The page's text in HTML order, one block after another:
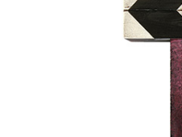
Aukce filmových klapek